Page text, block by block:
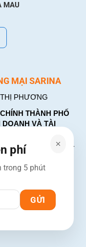
MAU
MẠI SARINA
PHƯƠNG
THÀNH PHỐ
VÀ TÀI
ký lần đầu: ngày 26
lần thứ: 4, ngày 31
10, TP. Hồ Chí
phí
trong 5 phút